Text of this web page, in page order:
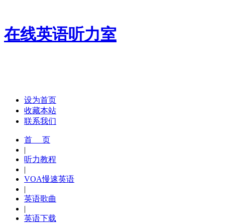
在线英语听力室
设为首页
收藏本站
联系我们
首 页
|
听力教程
|
VOA慢速英语
|
英语歌曲
|
英语下载